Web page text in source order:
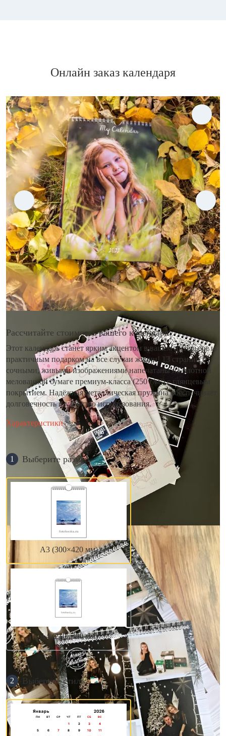
Онлайн заказ календаря
Рассчитайте стоимость вашего календаря
Этот календарь станет ярким акцентом в вашем интерьере и
практичным подарком на все случаи жизни! 13 страниц с
сочными, живыми изображениями напечатаны на плотной
мелованной бумаге премиум-класса (250 г/м²) с глянцевым
покрытием. Надёжная металлическая пружина обеспечивает
долговечность и удобство использования.
Характеристики
1 Выберите размер
А3 (300×420 мм)
А4 (210×300 мм)
2 Выберите стиль